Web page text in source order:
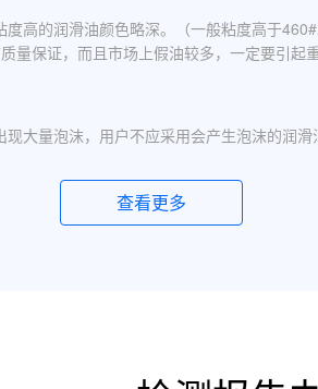
高的润滑油颜色略深。（一般粘度高于
量保证，而且市场上假油较多，一定要引起重
大量泡沫，用户不应采用会产生泡沫的润
是乳化现象，应避免水进入润滑油箱体或避
查看更多